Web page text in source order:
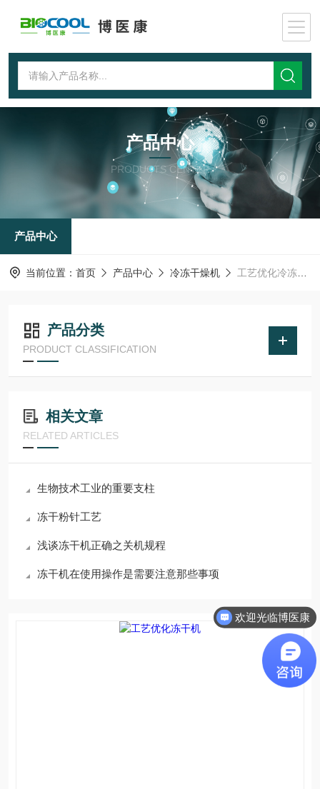
产品中心
PRODUCTS CENTER
产品中心
当前位置： 首页 产品中心 冷冻干燥机 工艺优化冷冻干燥机
产品分类
PRODUCT CLASSIFICATION
相关文章
RELATED ARTICLES
生物技术工业的重要支柱
冻干粉针工艺
浅谈冻干机正确之关机规程
冻干机在使用操作是需要注意那些事项
欢迎光临博医康